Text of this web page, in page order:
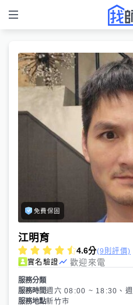
免費保固
江明育
4.6分(9則評價)
實名驗證
歡迎來電
服務分類
服務時間週六 08:00 ~ 18:30、
服務地點新竹市